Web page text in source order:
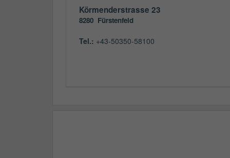
Körmenderstrasse 23
8280 Fürstenfeld
Tel.: +43-50350-58100